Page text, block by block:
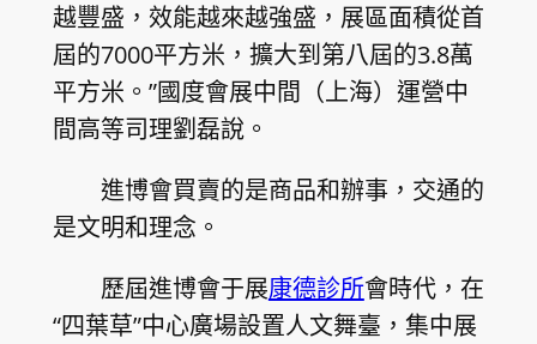
越豐盛，效能越來越強盛，展區面積從首
屆的7000平方米，擴大到第八屆的3.8萬
平方米。”國度會展中間（上海）運營中
間高等司理劉磊說。
進博會買賣的是商品和辦事，交通的
是文明和理念。
歷屆進博會于展康德診所會時代，在
“四葉草”中心廣場設置人文舞臺，集中展